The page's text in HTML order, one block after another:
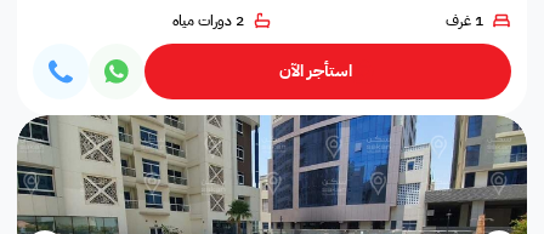
1 غرف 2 دورات مياه
استأجر الآن